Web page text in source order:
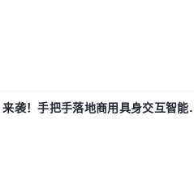
袭！手把手落地商用具身交互智能